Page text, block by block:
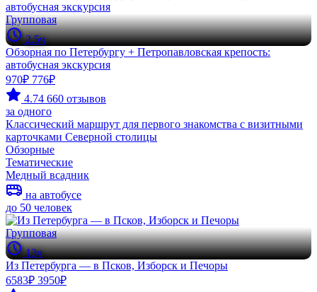
Групповая
2.5ч
Обзорная по Петербургу + Петропавловская крепость:
автобусная экскурсия
970₽ 776₽
4.74 660 отзывов
за одного
Классический маршрут для первого знакомства с визитными
карточками Северной столицы
Обзорные
Тематические
Медный всадник
на автобусе
до 50 человек
Групповая
13ч
Из Петербурга — в Псков, Изборск и Печоры
6583₽ 3950₽